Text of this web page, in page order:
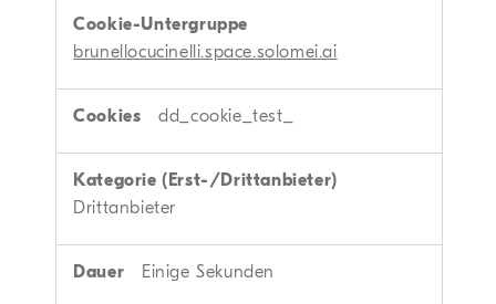
brunellocucinelli.space.solomei.ai
dd_cookie_test_
Drittanbieter
Einige Sekunden